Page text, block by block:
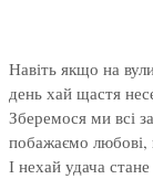
Навіть якщо на
день хай щастя
Зберемося ми всі
побажаємо любові,
І нехай удача